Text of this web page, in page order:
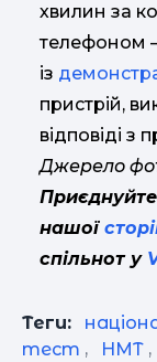
хвилин за
телефоном
із
пристрій,
відповіді з
Джерело
нашої
спільнот у
Теги:
тест , НМТ ,